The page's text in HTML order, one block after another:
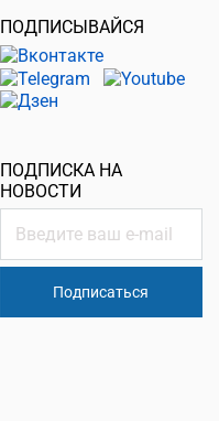
ПОДПИСЫВАЙСЯ
ПОДПИСКА НА
НОВОСТИ
Подписаться